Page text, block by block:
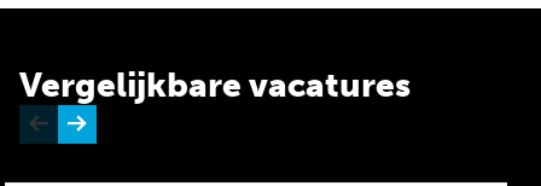
Vergelijkbare vacatures